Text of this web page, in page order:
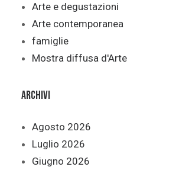
Arte e degustazioni
Arte contemporanea
famiglie
Mostra diffusa d'Arte
Archivi
Agosto 2026
Luglio 2026
Giugno 2026